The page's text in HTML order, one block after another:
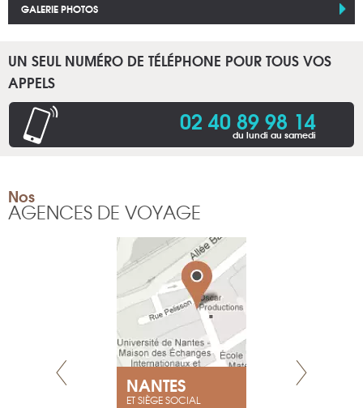
GALERIE PHOTOS
UN SEUL NUMÉRO DE TÉLÉPHONE POUR TOUS VOS
APPELS
02 40 89 98 14
du lundi au samedi
Nos
AGENCES DE VOYAGE
NANTES
ET SIÈGE SOCIAL